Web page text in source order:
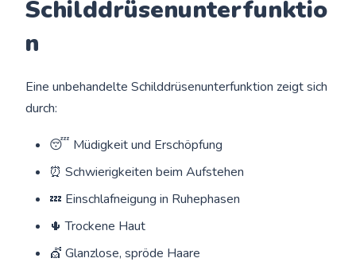
Schilddrüsenunterfunktio
n
Eine unbehandelte Schilddrüsenunterfunktion zeigt sich
durch:
😴 Müdigkeit und Erschöpfung
⏰ Schwierigkeiten beim Aufstehen
💤 Einschlafneigung in Ruhephasen
🌵 Trockene Haut
💇 Glanzlose, spröde Haare